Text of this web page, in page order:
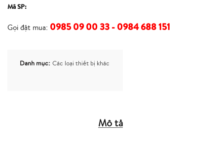
Mã SP:
Gọi đặt mua: 0985 09 00 33 - 0984 688 151
Danh mục: Các loại thiết bị khác
Mô tả